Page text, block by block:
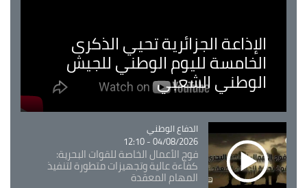
الإذاعة الجزائرية تحيي الذكرى
الخامسة لليوم الوطني للجيش
الوطني الشعبي
Catégorie
الدفاع الوطني
04/08/2026 - 12:10
فوج الأعمال الخاصة للقوات البحرية:
كفاءة عالية وتجهيزات متطورة لتنفيذ
المهام المعقدة